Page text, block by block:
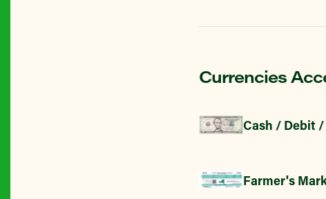
Currencies
Cash / Debit
Farmer's